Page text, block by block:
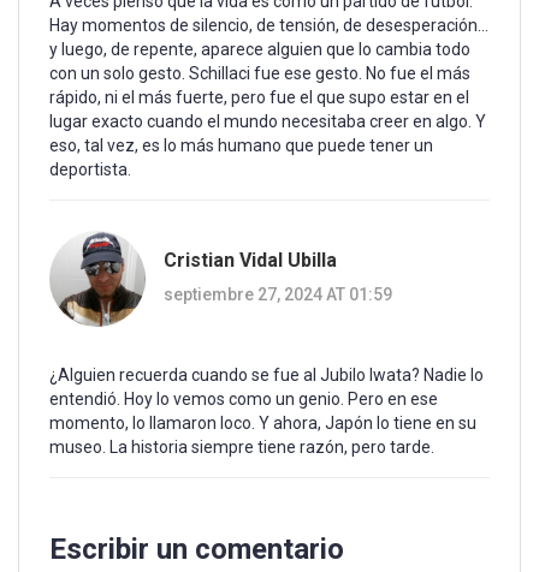
Hay momentos de silencio, de tensión, de desesperación...
y luego, de repente, aparece alguien que lo cambia todo
con un solo gesto. Schillaci fue ese gesto. No fue el más
rápido, ni el más fuerte, pero fue el que supo estar en el
lugar exacto cuando el mundo necesitaba creer en algo. Y
eso, tal vez, es lo más humano que puede tener un
deportista.
Cristian Vidal Ubilla
septiembre 27, 2024 AT 01:59
¿Alguien recuerda cuando se fue al Jubilo Iwata? Nadie lo
entendió. Hoy lo vemos como un genio. Pero en ese
momento, lo llamaron loco. Y ahora, Japón lo tiene en su
museo. La historia siempre tiene razón, pero tarde.
Escribir un comentario